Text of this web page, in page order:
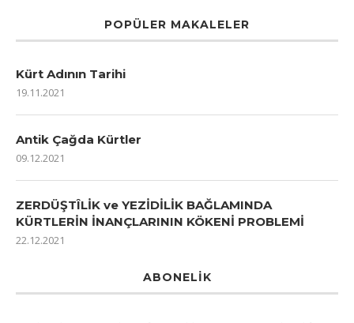
POPÜLER MAKALELER
Kürt Adının Tarihi
19.11.2021
Antik Çağda Kürtler
09.12.2021
ZERDÜŞTÎLİK ve YEZİDİLİK BAĞLAMINDA
KÜRTLERİN İNANÇLARININ KÖKENİ PROBLEMİ
22.12.2021
ABONELIK